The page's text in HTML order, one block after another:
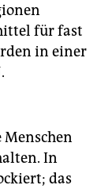
für fast
in einer
In
das